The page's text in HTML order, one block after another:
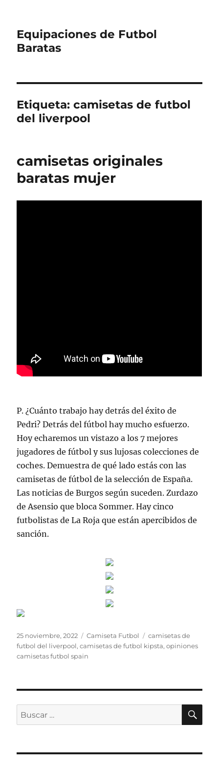
Equipaciones de Futbol
Baratas
Etiqueta:camisetas de futbol
del liverpool
camisetas originales
baratas mujer
P. ¿Cuánto trabajo hay detrás del éxito de
Pedri? Detrás del fútbol hay mucho esfuerzo.
Hoy echaremos un vistazo a los 7 mejores
jugadores de fútbol y sus lujosas colecciones de
coches. Demuestra de qué lado estás con las
camisetas de fútbol de la selección de España.
Las noticias de Burgos según suceden. Zurdazo
de Asensio que bloca Sommer. Hay cinco
futbolistas de La Roja que están apercibidos de
sanción.
Publicado
el
25 noviembre, 2022 Categorías
Camiseta Futbol Etiquetas
camisetas de
futbol del liverpool,camisetas de futbol kipsta,opiniones
camisetas futbol spain
Buscar
por: